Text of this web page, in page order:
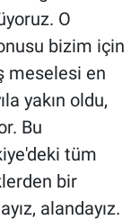
O
bizim için
meselesi en
yakın oldu,
Bu
tüm
bir
alandayız.